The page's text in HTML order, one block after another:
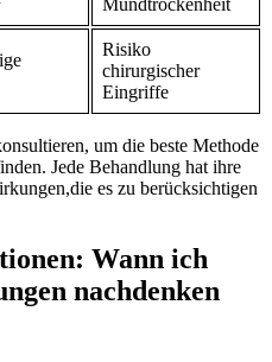
Risiko
chirurgischer
Eingriffe
um die beste Methode
Jede Behandlung hat ihre
es zu berücksichtigen​
Wann ⁣ich⁢
nachdenken